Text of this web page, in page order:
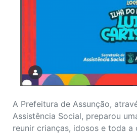
A Prefeitura de Assunção,
Assistência Social, preparou
reunir crianças, idosos e toda a